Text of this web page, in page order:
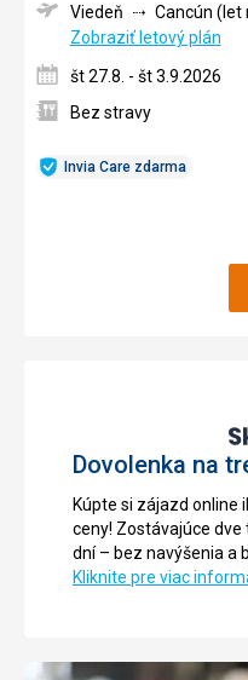
Invia Care zdarma
Viedeň
Cancún (let
Zobraziť letový plán
št 27.8. - št 3.9.2026
Bez stravy
Dovolenka na
Kúpte si zájazd online
ceny! Zostávajúce
dní – bez navýšenia a
Kliknite pre viac